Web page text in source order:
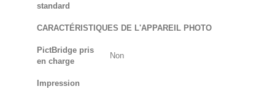
standard
CARACTÉRISTIQUES DE L'APPAREIL PHOTO
PictBridge pris
en charge
Non
Impression